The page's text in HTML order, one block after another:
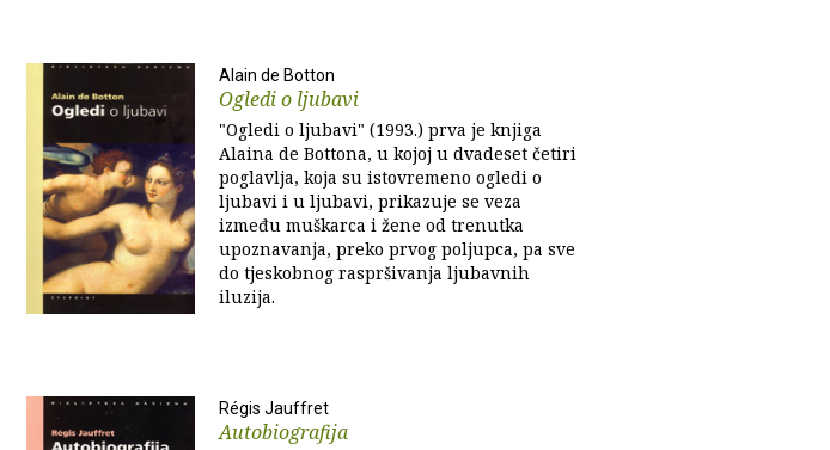
Alain de Botton
Ogledi o ljubavi
"Ogledi o ljubavi" (1993.) prva je knjiga
Alaina de Bottona, u kojoj u dvadeset četiri
poglavlja, koja su istovremeno ogledi o
ljubavi i u ljubavi, prikazuje se veza
između muškarca i žene od trenutka
upoznavanja, preko prvog poljupca, pa sve
do tjeskobnog raspršivanja ljubavnih
iluzija.
Régis Jauffret
Autobiografija